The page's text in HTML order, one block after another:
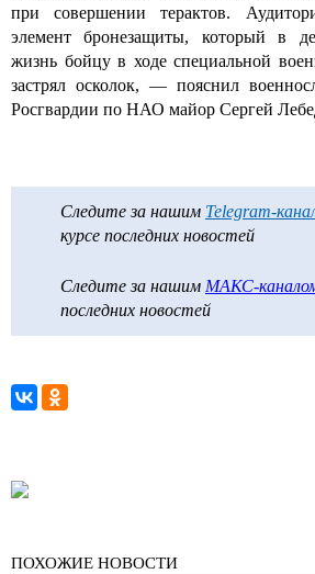
при совершении терактов.
элемент бронезащиты, который в
жизнь бойцу в ходе специальной
застрял осколок, — пояснил
Росгвардии по НАО майор Сергей
Следите за нашим Telegram-
курсе последних новостей
Следите за нашим МАКС-
последних новостей
ПОХОЖИЕ НОВОСТИ